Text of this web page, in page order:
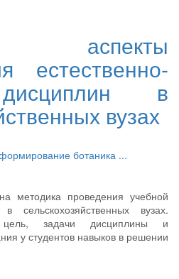
аспекты
естественно-
в
вузах
ботаника ...
методика проведения учебной
сельскохозяйственных вузах.
задачи дисциплины и
у студентов навыков в решении